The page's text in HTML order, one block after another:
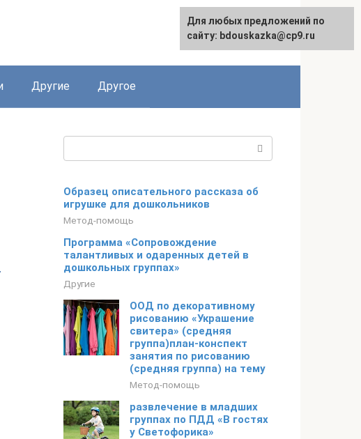
Другие Другое
Образец описательного рассказа об
игрушке для дошкольников
Метод-помощь
Программа «Сопровождение
талантливых и одаренных детей в
дошкольных группах»
Другие
ООД по декоративному
рисованию «Украшение
свитера» (средняя
группа)план-конспект
занятия по рисованию
(средняя группа) на тему
Метод-помощь
развлечение в младших
группах по ПДД «В гостях
у Светофорика»
Для любых предложений по
сайту: bdouskazka@cp9.ru